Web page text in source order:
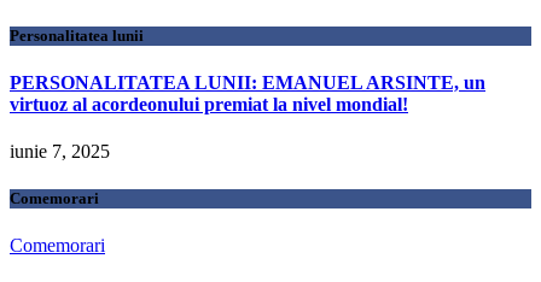
Personalitatea lunii
PERSONALITATEA LUNII: EMANUEL ARSINTE, un
virtuoz al acordeonului premiat la nivel mondial!
iunie 7, 2025
Comemorari
Comemorari